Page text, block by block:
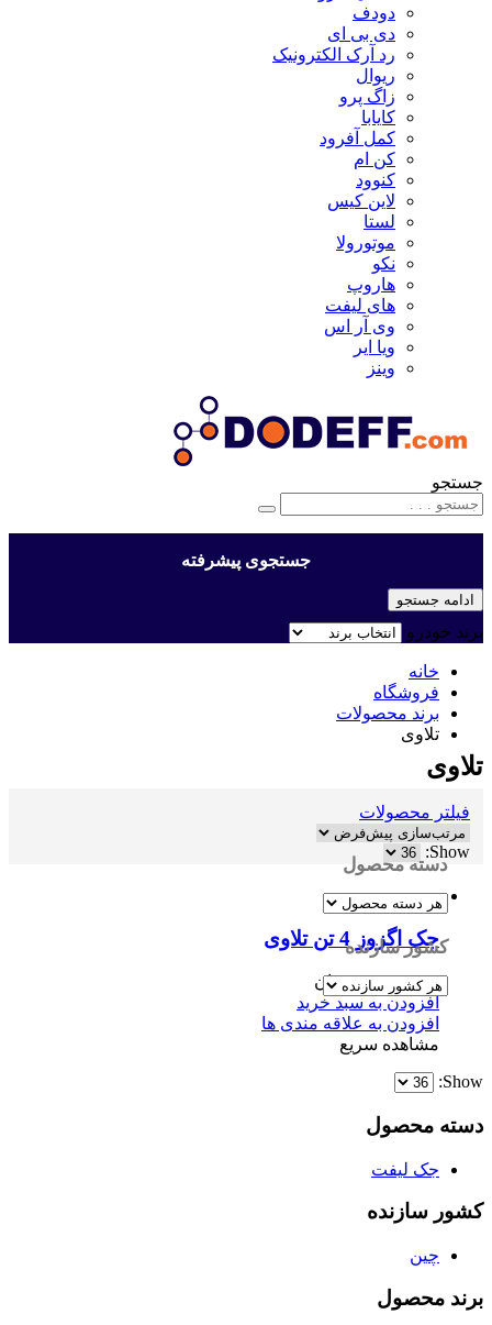
دودف
دی بی ای
رد آرک الکترونیک
ریوال
زاگ پرو
کایابا
کمل آفرود
کن ام
کنوود
لاین کیس
لستا
موتورولا
نکو
هاروپ
های لیفت
وی آر اس
ویا ایر
وینز
جستجو
جستجوی پیشرفته
ادامه جستجو
برند خودرو
خانه
فروشگاه
برند محصولات
تلاوی
تلاوی
دسته محصول
کشور سازنده
فیلتر محصولات
Show:
جک اگزوز 4 تن تلاوی
36,480,000 تومان
افزودن به سبد خرید
افزودن به علاقه مندی ها
مشاهده سریع
Show:
دسته محصول
جک لیفت
کشور سازنده
چین
برند محصول